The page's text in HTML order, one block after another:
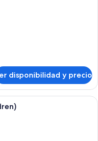
disponibilidad y precio
de hotel con sofá,